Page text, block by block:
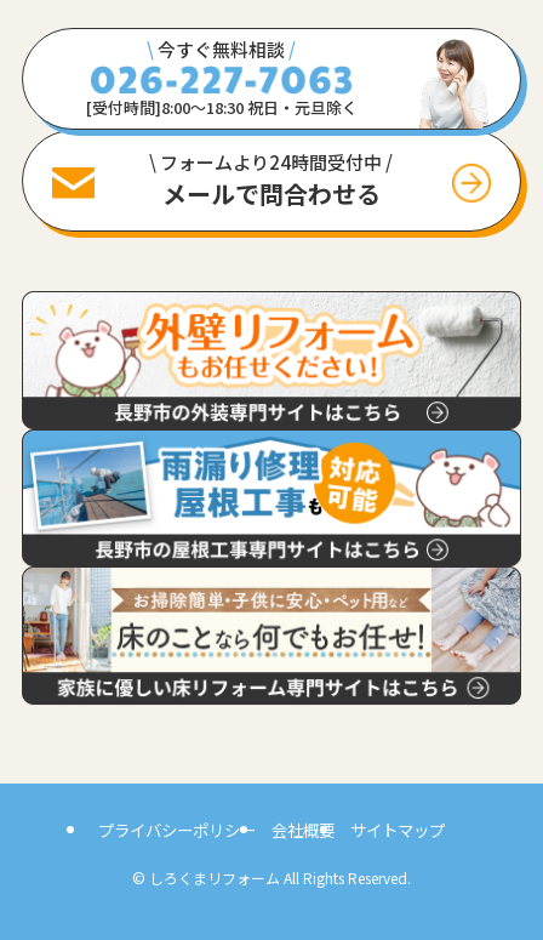
\今すぐ無料相談/
[受付時間]8:00〜18:30 祝日・元旦除く
\ フォームより24時間受付中 /
メールで問合わせる
プライバシーポリシー 会社概要 サイトマップ
© しろくまリフォーム All Rights Reserved.